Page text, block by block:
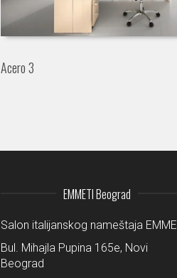
Acero 3
EMMETI Beograd
Salon italijanskog nameštaja
Bul. Mihajla Pupina 165e, Novi
Beograd